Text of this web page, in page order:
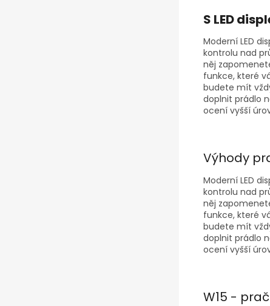
S LED
Moderní LED
kontrolu nad
něj
funkce, které
budete mít
doplnit prádlo
ocení vyšší
Výhody
Moderní LED
kontrolu nad
něj
funkce, které
budete mít
doplnit prádlo
ocení vyšší
W15 -